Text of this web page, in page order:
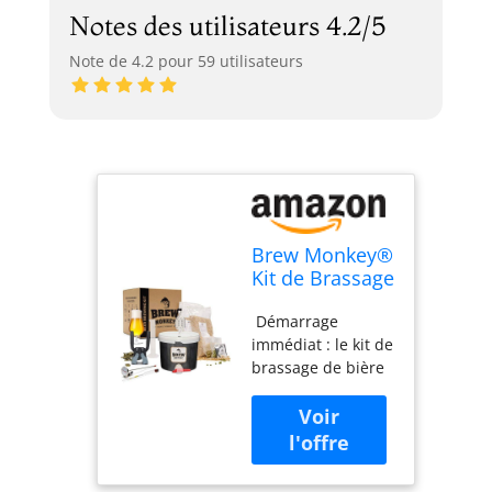
Notes des utilisateurs 4.2/5
Note de 4.2 pour 59 utilisateurs
Brew Monkey®
Kit de Brassage
Kit Complet de
5L | 8,2% Alc. |
Kit Fabrication
Bière | Idée
Cadeau
Homme | Kit
Bière | Coffret
Cadeau
‍ Démarrage
immédiat : le kit de
brassage de bière
Brew Monkey
contient un paquet
d'ingrédients prêt
à l'emploi avec des
quantités fraîches